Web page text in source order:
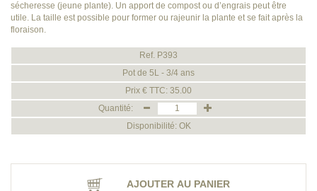
sécheresse (jeune plante). Un apport de compost ou d’engrais peut être
utile. La taille est possible pour former ou rajeunir la plante et se fait après la
floraison.
Ref. P393
Pot de 5L - 3/4 ans
Prix € TTC: 35.00
Quantité:
Disponibilité: OK
AJOUTER AU PANIER